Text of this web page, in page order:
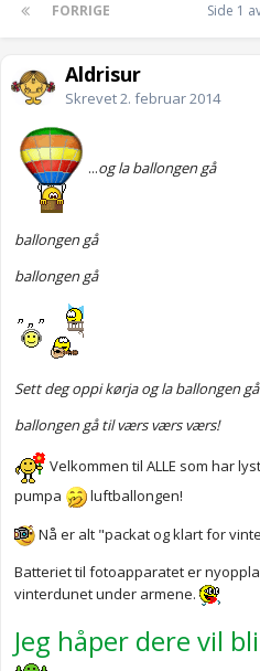
FORRIGE Side 1
Aldrisur
Skrevet2. februar 2014
...og la ballongen gå
ballongen gå
ballongen gå
Sett deg oppi kørja og la ballongen gå
ballongen gå til værs værs værs!
Velkommen til ALLE som har
pumpa
luftballongen!
Nå er alt "packat og klart for
Batteriet til fotoapparatet er
vinterdunet under armene.
Jeg håper dere vil